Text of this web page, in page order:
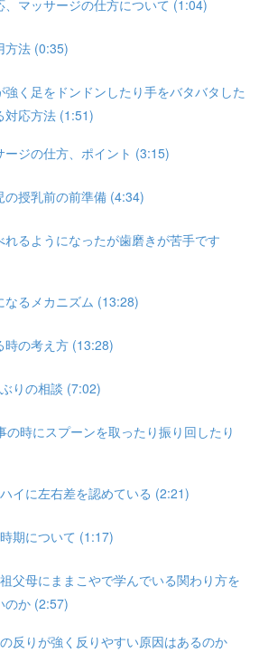
、マッサージの仕方について (1:04)
方法 (0:35)
強く足をドンドンしたり手をバタバタした
対応方法 (1:51)
ージの仕方、ポイント (3:15)
の授乳前の前準備 (4:34)
れるようになったが歯磨きが苦手です
なるメカニズム (13:28)
時の考え方 (13:28)
りの相談 (7:02)
時にスプーンを取ったり振り回したり
イに左右差を認めている (2:21)
期について (1:17)
父母にままこやで学んでいる関わり方を
のか (2:57)
反りが強く反りやすい原因はあるのか